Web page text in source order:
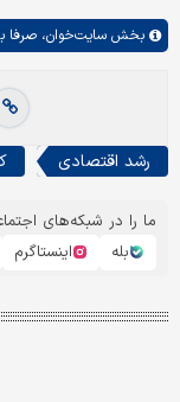
بخش سایت‌خوان، صرفا
رشد اقتصادی
ما را در شبکه‌های
بله
اینستاگرم